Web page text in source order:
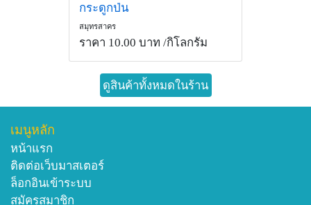
กระดูกป่น
สมุทรสาคร
ราคา 10.00 บาท /กิโลกรัม
ดูสินค้าทั้งหมดในร้าน
เมนูหลัก
หน้าแรก
ติดต่อเว็บมาสเตอร์
ล็อกอินเข้าระบบ
สมัครสมาชิก